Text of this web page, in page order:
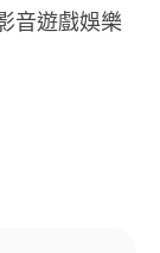
音遊戲娛樂